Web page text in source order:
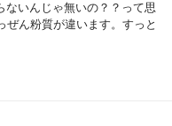
ないんじゃ無いの？？って思
ぜん粉質が違います。すっと